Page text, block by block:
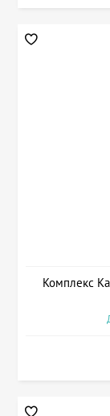
Комплекс